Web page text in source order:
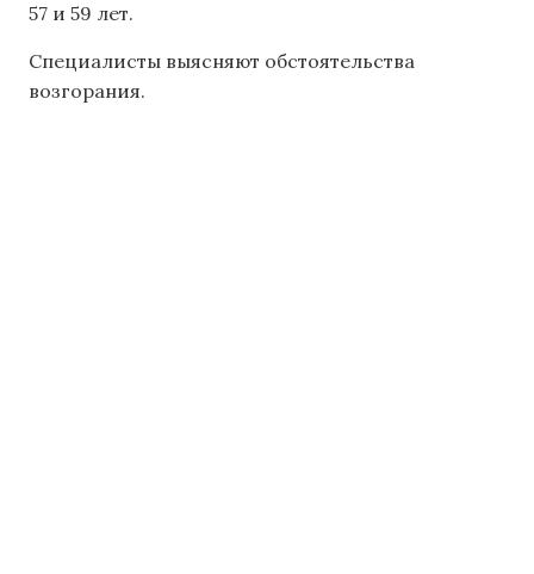
57 и 59 лет.
Специалисты выясняют обстоятельства
возгорания.